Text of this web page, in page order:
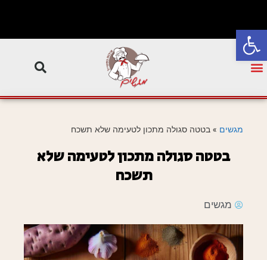
פתח סרגל נגישות
מגשים » בטטה סגולה מתכון לטעימה שלא תשכח
בטטה סגולה מתכון לטעימה שלא
תשכח
מגשים